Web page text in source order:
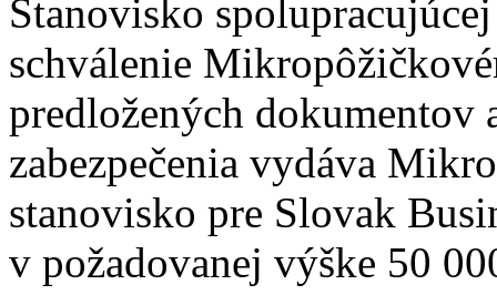
Stanovisko
schválenie
predložených dokumentov
zabezpečenia vydáva
stanovisko pre Slovak
v požadovanej výške 50